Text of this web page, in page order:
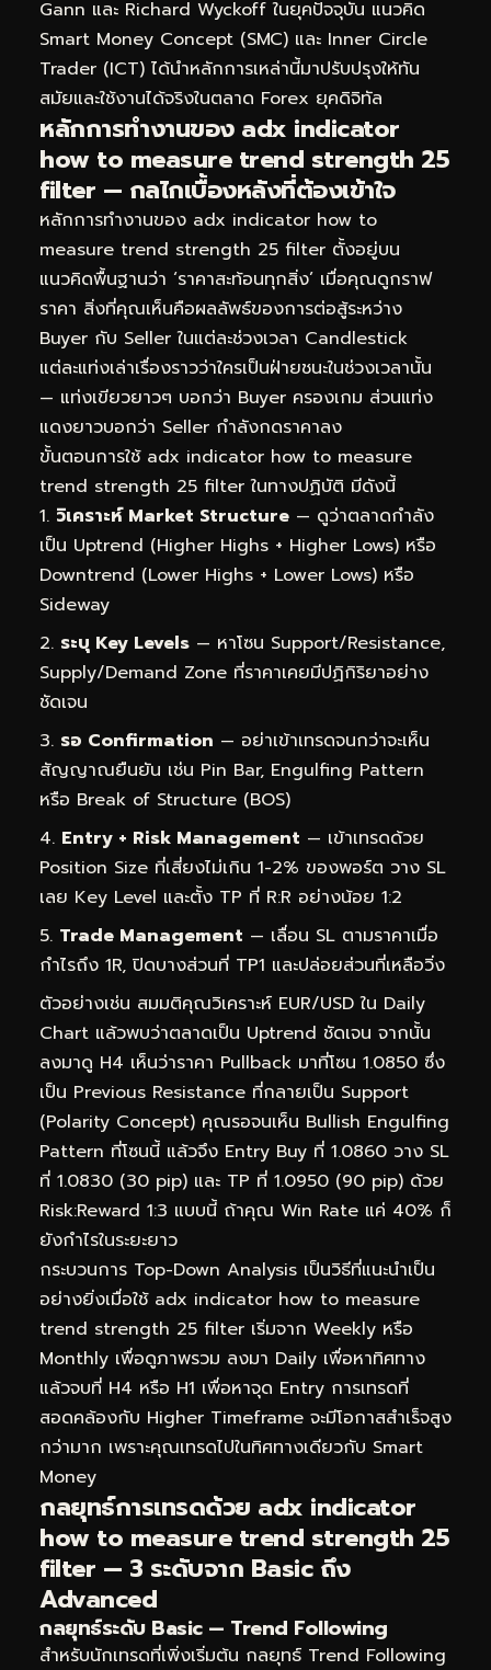
Gann และ Richard Wyckoff ในยุคปัจจุบัน แนวคิด
Smart Money Concept (SMC) และ Inner Circle
Trader (ICT) ได้นำหลักการเหล่านี้มาปรับปรุงให้ทัน
สมัยและใช้งานได้จริงในตลาด Forex ยุคดิจิทัล
หลักการทำงานของ adx indicator
how to measure trend strength 25
filter — กลไกเบื้องหลังที่ต้องเข้าใจ
หลักการทำงานของ adx indicator how to
measure trend strength 25 filter ตั้งอยู่บน
แนวคิดพื้นฐานว่า ‘ราคาสะท้อนทุกสิ่ง’ เมื่อคุณดูกราฟ
ราคา สิ่งที่คุณเห็นคือผลลัพธ์ของการต่อสู้ระหว่าง
Buyer กับ Seller ในแต่ละช่วงเวลา Candlestick
แต่ละแท่งเล่าเรื่องราวว่าใครเป็นฝ่ายชนะในช่วงเวลานั้น
— แท่งเขียวยาวๆ บอกว่า Buyer ครองเกม ส่วนแท่ง
แดงยาวบอกว่า Seller กำลังกดราคาลง
ขั้นตอนการใช้ adx indicator how to measure
trend strength 25 filter ในทางปฏิบัติ มีดังนี้
วิเคราะห์ Market Structure — ดูว่าตลาดกำลัง
เป็น Uptrend (Higher Highs + Higher Lows) หรือ
Downtrend (Lower Highs + Lower Lows) หรือ
Sideway
ระบุ Key Levels — หาโซน Support/Resistance,
Supply/Demand Zone ที่ราคาเคยมีปฏิกิริยาอย่าง
ชัดเจน
รอ Confirmation — อย่าเข้าเทรดจนกว่าจะเห็น
สัญญาณยืนยัน เช่น Pin Bar, Engulfing Pattern
หรือ Break of Structure (BOS)
Entry + Risk Management — เข้าเทรดด้วย
Position Size ที่เสี่ยงไม่เกิน 1-2% ของพอร์ต วาง SL
เลย Key Level และตั้ง TP ที่ R:R อย่างน้อย 1:2
Trade Management — เลื่อน SL ตามราคาเมื่อ
กำไรถึง 1R, ปิดบางส่วนที่ TP1 และปล่อยส่วนที่เหลือวิ่ง
ตัวอย่างเช่น สมมติคุณวิเคราะห์ EUR/USD ใน Daily
Chart แล้วพบว่าตลาดเป็น Uptrend ชัดเจน จากนั้น
ลงมาดู H4 เห็นว่าราคา Pullback มาที่โซน 1.0850 ซึ่ง
เป็น Previous Resistance ที่กลายเป็น Support
(Polarity Concept) คุณรอจนเห็น Bullish Engulfing
Pattern ที่โซนนี้ แล้วจึง Entry Buy ที่ 1.0860 วาง SL
ที่ 1.0830 (30 pip) และ TP ที่ 1.0950 (90 pip) ด้วย
Risk:Reward 1:3 แบบนี้ ถ้าคุณ Win Rate แค่ 40% ก็
ยังกำไรในระยะยาว
กระบวนการ Top-Down Analysis เป็นวิธีที่แนะนำเป็น
อย่างยิ่งเมื่อใช้ adx indicator how to measure
trend strength 25 filter เริ่มจาก Weekly หรือ
Monthly เพื่อดูภาพรวม ลงมา Daily เพื่อหาทิศทาง
แล้วจบที่ H4 หรือ H1 เพื่อหาจุด Entry การเทรดที่
สอดคล้องกับ Higher Timeframe จะมีโอกาสสำเร็จสูง
กว่ามาก เพราะคุณเทรดไปในทิศทางเดียวกับ Smart
Money
กลยุทธ์การเทรดด้วย adx indicator
how to measure trend strength 25
filter — 3 ระดับจาก Basic ถึง
Advanced
กลยุทธ์ระดับ Basic — Trend Following
สำหรับนักเทรดที่เพิ่งเริ่มต้น กลยุทธ์ Trend Following